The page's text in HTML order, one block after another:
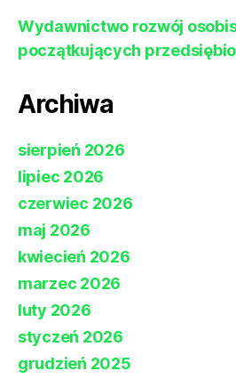
Wydawnictwo rozwój
początkujących
Archiwa
sierpień 2026
lipiec 2026
czerwiec 2026
maj 2026
kwiecień 2026
marzec 2026
luty 2026
styczeń 2026
grudzień 2025